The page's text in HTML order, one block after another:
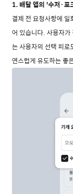
1. 배달 앱의 '수저·포
결제 전 요청사항에
어 있습니다. 사용자
는 사용자의 선택 피
연스럽게 유도하는 좋